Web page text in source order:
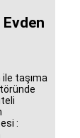
taşıma
: